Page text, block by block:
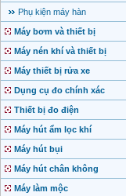
Phụ kiện máy hàn
Máy bơm và thiết bị
Máy nén khí và thiết bị
Máy thiết bị rửa xe
Dụng cụ đo chính xác
Thiết bị đo điện
Máy hút ẩm lọc khí
Máy hút bụi
Máy hút chân không
Máy làm mộc